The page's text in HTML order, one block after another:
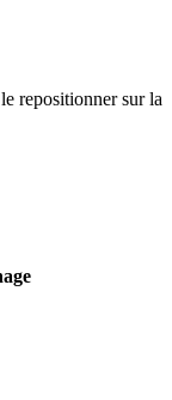
repositionner sur la